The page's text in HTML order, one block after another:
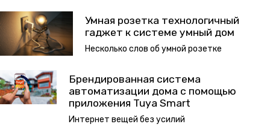
Умная розетка технологичный
гаджет к системе умный дом
Несколько слов об умной розетке
Брендированная система
автоматизации дома с помощью
приложения Tuya Smart
Интернет вещей без усилий